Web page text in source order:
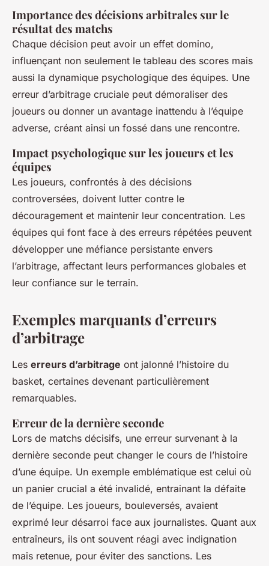
Importance des décisions arbitrales sur le
résultat des matchs
Chaque décision peut avoir un effet domino,
influençant non seulement le tableau des scores mais
aussi la dynamique psychologique des équipes. Une
erreur d’arbitrage cruciale peut démoraliser des
joueurs ou donner un avantage inattendu à l’équipe
adverse, créant ainsi un fossé dans une rencontre.
Impact psychologique sur les joueurs et les
équipes
Les joueurs, confrontés à des décisions
controversées, doivent lutter contre le
découragement et maintenir leur concentration. Les
équipes qui font face à des erreurs répétées peuvent
développer une méfiance persistante envers
l’arbitrage, affectant leurs performances globales et
leur confiance sur le terrain.
Exemples marquants d’erreurs
d’arbitrage
Les erreurs d’arbitrage ont jalonné l’histoire du
basket, certaines devenant particulièrement
remarquables.
Erreur de la dernière seconde
Lors de matchs décisifs, une erreur survenant à la
dernière seconde peut changer le cours de l’histoire
d’une équipe. Un exemple emblématique est celui où
un panier crucial a été invalidé, entrainant la défaite
de l’équipe. Les joueurs, bouleversés, avaient
exprimé leur désarroi face aux journalistes. Quant aux
entraîneurs, ils ont souvent réagi avec indignation
mais retenue, pour éviter des sanctions. Les